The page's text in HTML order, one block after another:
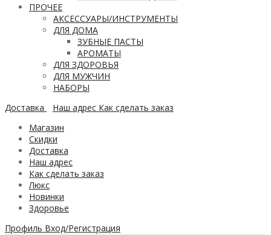
ПРОЧЕЕ
АКСЕССУАРЫ/ИНСТРУМЕНТЫ
ДЛЯ ДОМА
ЗУБНЫЕ ПАСТЫ
АРОМАТЫ
ДЛЯ ЗДОРОВЬЯ
ДЛЯ МУЖЧИН
НАБОРЫ
Доставка
Наш адрес Как сделать заказ
Магазин
Скидки
Доставка
Наш адрес
Как сделать заказ
Люкс
Новинки
Здоровье
Профиль Вход/Регистрация